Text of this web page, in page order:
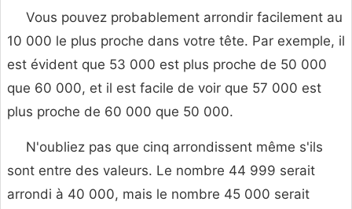
Vous pouvez probablement arrondir facilement au
10 000 le plus proche dans votre tête. Par exemple, il
est évident que 53 000 est plus proche de 50 000
que 60 000, et il est facile de voir que 57 000 est
plus proche de 60 000 que 50 000.
N'oubliez pas que cinq arrondissent même s'ils
sont entre des valeurs. Le nombre 44 999 serait
arrondi à 40 000, mais le nombre 45 000 serait